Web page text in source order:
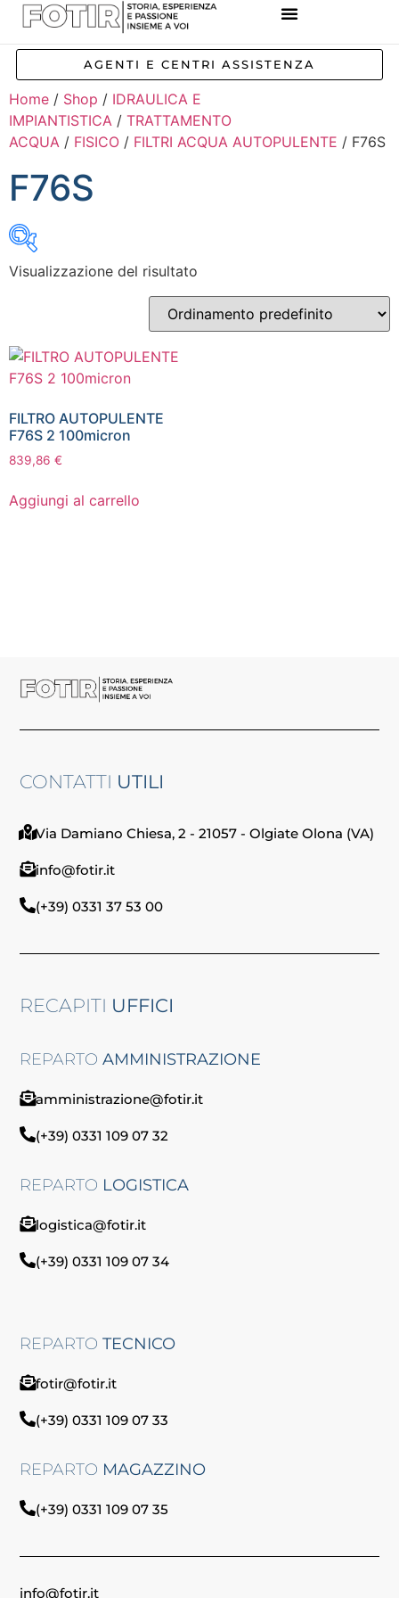
AGENTI E CENTRI ASSISTENZA
Home / Shop / IDRAULICA E
IMPIANTISTICA / TRATTAMENTO
ACQUA / FISICO / FILTRI ACQUA AUTOPULENTE / F76S
F76S
Inizia a digitare per attivare la ricerca
Visualizzazione del risultato
FILTRO AUTOPULENTE
F76S 2 100micron
839,86 €
Aggiungi al carrello
CONTATTI UTILI
Via Damiano Chiesa, 2 - 21057 - Olgiate Olona (VA)
info@fotir.it
(+39) 0331 37 53 00
RECAPITI UFFICI
REPARTOAMMINISTRAZIONE
amministrazione@fotir.it
(+39) 0331 109 07 32
REPARTO LOGISTICA
logistica@fotir.it
(+39) 0331 109 07 34
REPARTOTECNICO
fotir@fotir.it
(+39) 0331 109 07 33
REPARTO MAGAZZINO
(+39) 0331 109 07 35
info@fotir.it